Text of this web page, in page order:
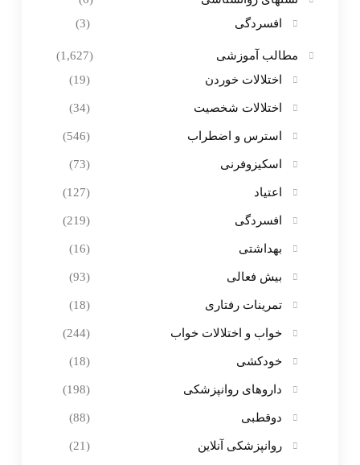
افسردگی
(3)
مطالب آموزشی
(1,627)
اختلالات خوردن
(19)
اختلالات شخصیت (34)
استرس و اضطراب (546)
اسکیزوفرنی (73)
اعتیاد (127)
افسردگی (219)
بهداشتی (16)
بیش فعالی (93)
تمرینات رفتاری (18)
خواب و اختلالات خواب (244)
خودکشی (18)
داروهای روانپزشکی (198)
دوقطبی (88)
روانپزشکی آنلاین (21)